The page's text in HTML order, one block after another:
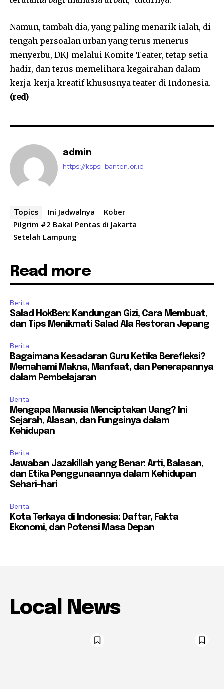
Namun, tambah dia, yang paling menarik ialah, di
tengah persoalan urban yang terus menerus
menyerbu, DKJ melalui Komite Teater, tetap setia
hadir, dan terus memelihara kegairahan dalam
kerja-kerja kreatif khususnya teater di Indonesia.
(red)
admin
https://kspsi-banten.or.id
Topics Ini Jadwalnya
Kober
Pilgrim #2 Bakal Pentas di Jakarta
Setelah Lampung
Read more
Berita
Salad HokBen: Kandungan Gizi, Cara Membuat,
dan Tips Menikmati Salad Ala Restoran Jepang
Berita
Bagaimana Kesadaran Guru Ketika Berefleksi?
Memahami Makna, Manfaat, dan Penerapannya
dalam Pembelajaran
Berita
Mengapa Manusia Menciptakan Uang? Ini
Sejarah, Alasan, dan Fungsinya dalam
Kehidupan
Berita
Jawaban Jazakillah yang Benar: Arti, Balasan,
dan Etika Penggunaannya dalam Kehidupan
Sehari-hari
Berita
Kota Terkaya di Indonesia: Daftar, Fakta
Ekonomi, dan Potensi Masa Depan
Local News